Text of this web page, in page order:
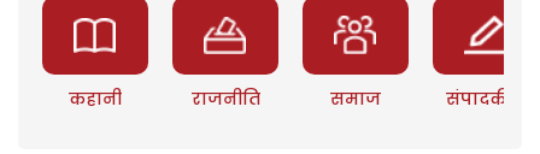
कहानी राजनीति समाज संपादकीय